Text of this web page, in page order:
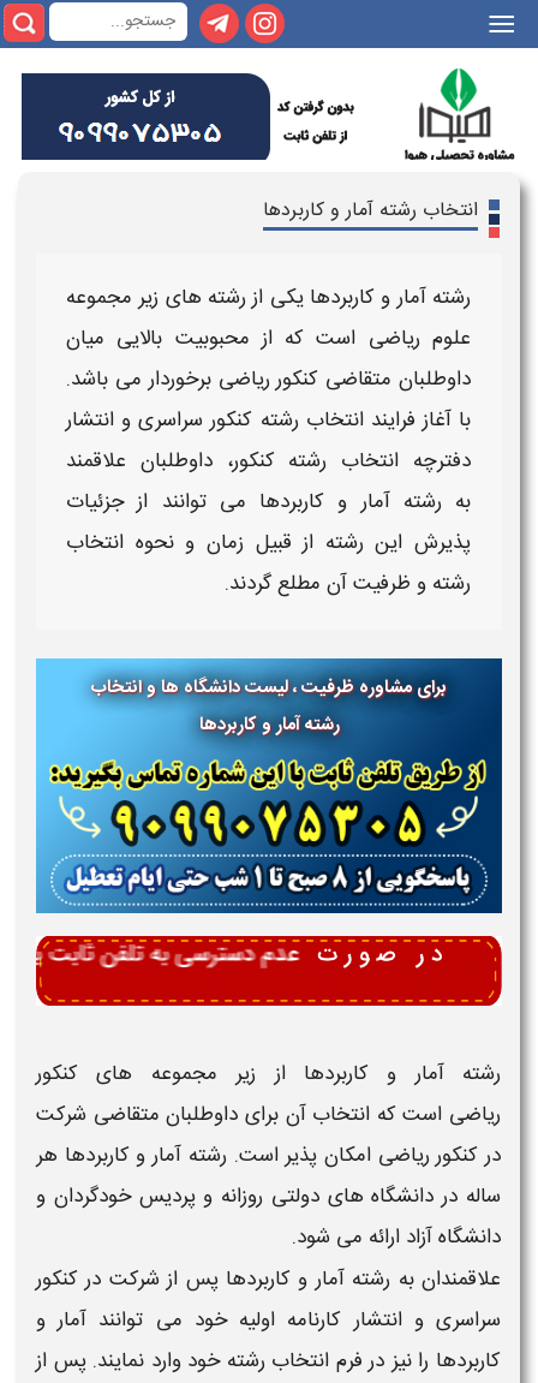
|||
انتخاب رشته آمار و کاربردها
رشته آمار و کاربردهایکی از رشتههای زیر مجموعه
علومریاضیاست که از محبوبیت بالایی میان
داوطلبان متقاضیکنکور ریاضیبرخوردار می باشد.
با آغاز فرایندانتخاب رشته کنکور سراسریو انتشار
دفترچهانتخاب رشته کنکور، داوطلبان علاقمند
بهرشته آمار و کاربردهامی توانند از جزئیات
پذیرش این رشته از قبیل زمان و نحوهانتخاب
رشتهو ظرفیتآن مطلع گردند.
برای مشاوره ظرفیت ، لیست دانشگاه ها و انتخاب
رشته آمار و کاربردها
رشته آمار و کاربردها از زیر مجموعه های کنکور
ریاضیاست کهانتخابآن برای داوطلبان متقاضی شرکت
درکنکور ریاضیامکان پذیر است.رشته آمار و کاربردهاهر
ساله دردانشگاههای دولتی روزانه و پردیس خودگردان و
دانشگاهآزاد ارائه می شود.
علاقمندان بهرشته آمار و کاربردهاپس از شرکت درکنکور
سراسریو انتشار کارنامه اولیه خود می توانندآمار و
کاربردهارا نیز در فرمانتخاب رشتهخود وارد نمایند. پس از